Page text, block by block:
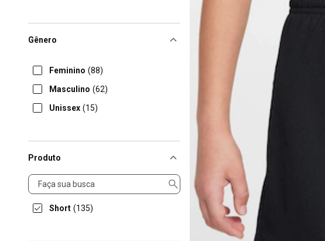
Gênero
Feminino (88)
Masculino (62)
Unissex (15)
Produto
Produto
Short (135)